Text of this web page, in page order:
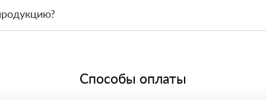
Способы оплаты